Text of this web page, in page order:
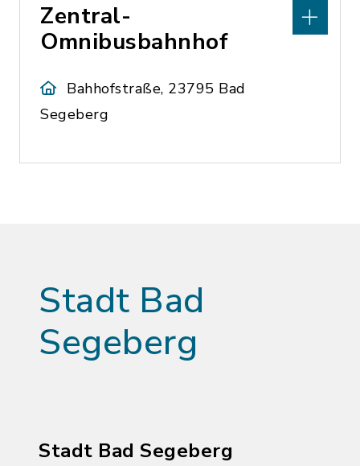
Zentral-
Omnibusbahnhof
Bahhofstraße, 23795 Bad
Segeberg
Stadt Bad
Segeberg
Stadt Bad Segeberg